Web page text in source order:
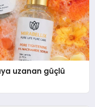
uzanan güçlü